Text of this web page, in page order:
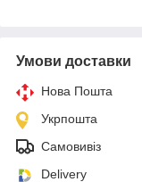
Умови доставки
Нова Пошта
Укрпошта
Самовивіз
Delivery